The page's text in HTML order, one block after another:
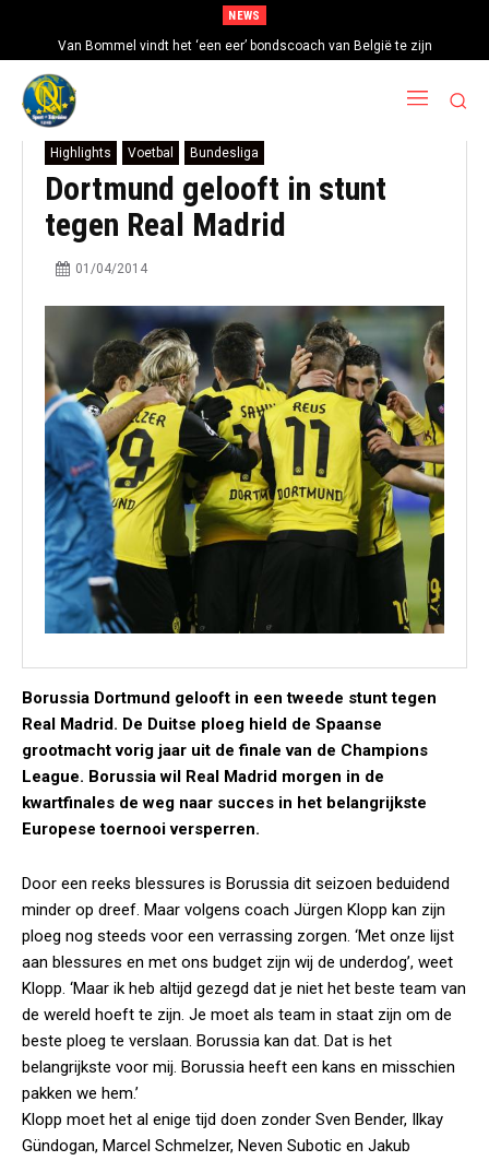
NEWS
Van Bommel vindt het ‘een eer’ bondscoach van België te zijn
Highlights Voetbal Bundesliga
Dortmund gelooft in stunt
tegen Real Madrid
01/04/2014
Borussia Dortmund gelooft in een tweede stunt tegen
Real Madrid. De Duitse ploeg hield de Spaanse
grootmacht vorig jaar uit de finale van de Champions
League. Borussia wil Real Madrid morgen in de
kwartfinales de weg naar succes in het belangrijkste
Europese toernooi versperren.
Door een reeks blessures is Borussia dit seizoen beduidend
minder op dreef. Maar volgens coach Jürgen Klopp kan zijn
ploeg nog steeds voor een verrassing zorgen. ‘Met onze lijst
aan blessures en met ons budget zijn wij de underdog’, weet
Klopp. ‘Maar ik heb altijd gezegd dat je niet het beste team van
de wereld hoeft te zijn. Je moet als team in staat zijn om de
beste ploeg te verslaan. Borussia kan dat. Dat is het
belangrijkste voor mij. Borussia heeft een kans en misschien
pakken we hem.’
Klopp moet het al enige tijd doen zonder Sven Bender, Ilkay
Gündogan, Marcel Schmelzer, Neven Subotic en Jakub